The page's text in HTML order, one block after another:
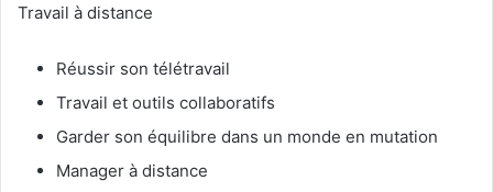
Travail à distance
Réussir son télétravail
Travail et outils collaboratifs
Garder son équilibre dans un monde en mutation
Manager à distance